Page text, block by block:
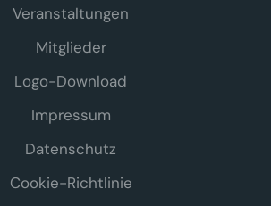
Veranstaltungen
Mitglieder
Logo-Download
Impressum
Datenschutz
Cookie-Richtlinie